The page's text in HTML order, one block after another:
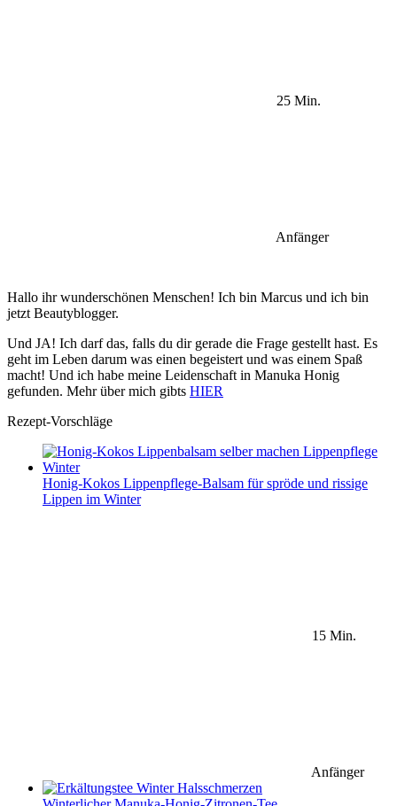
25 Min.
Anfänger
Hallo ihr wunderschönen Menschen! Ich bin Marcus und ich bin
jetzt Beautyblogger.
Und JA! Ich darf das, falls du dir gerade die Frage gestellt hast. Es
geht im Leben darum was einen begeistert und was einem Spaß
macht! Und ich habe meine Leidenschaft in Manuka Honig
gefunden. Mehr über mich gibts HIER
Rezept-Vorschläge
Honig-Kokos Lippenpflege-Balsam für spröde und rissige
Lippen im Winter
15 Min.
Anfänger